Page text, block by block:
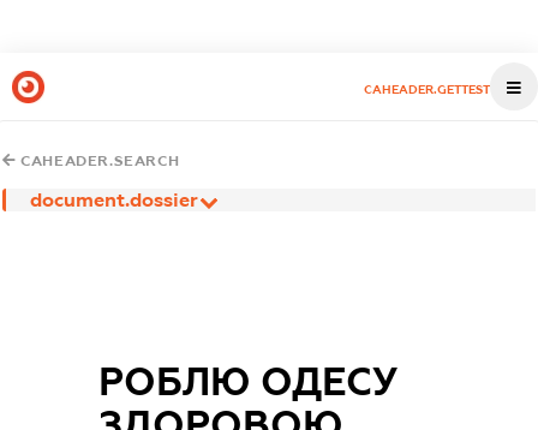
CAHEADER.GETTEST
CAHEADER.SEARCH
document.dossier
РОБЛЮ ОДЕСУ